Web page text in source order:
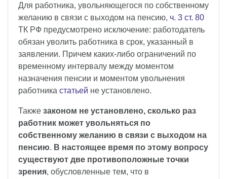
Для работника, увольняющегося по собственному
желанию в связи с выходом на пенсию, ч. 3 ст. 80
ТК РФ предусмотрено исключение: работодатель
обязан уволить работника в срок, указанный в
заявлении. Причем каких-либо ограничений по
временному интервалу между моментом
назначения пенсии и моментом увольнения
работника статьей не установлено.
Также законом не установлено, сколько раз
работник может увольняться по
собственному желанию в связи с выходом на
пенсию. В настоящее время по этому вопросу
существуют две противоположные точки
зрения, обусловленные тем, что в